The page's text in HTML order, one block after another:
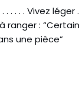
. . . . . . Vivez
ranger :
une pièce”